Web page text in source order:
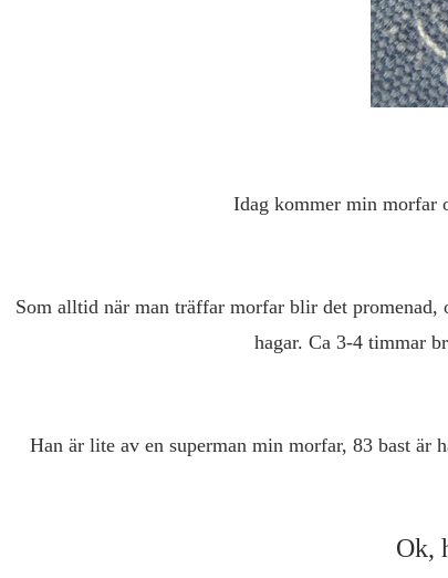
Idag kommer min morfar
Som alltid när man träffar morfar blir det promenad,
hagar. Ca 3-4 timmar
Han är lite av en superman min morfar, 83 bast
Ok,